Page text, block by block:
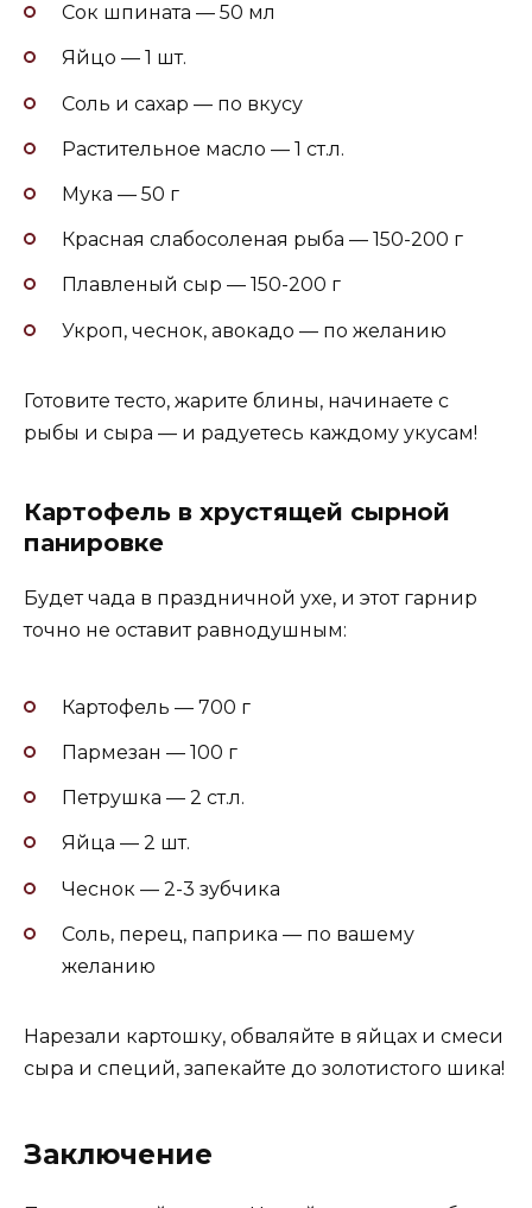
Сок шпината — 50 мл
Яйцо — 1 шт.
Соль и сахар — по вкусу
Растительное масло — 1 ст.л.
Мука — 50 г
Красная слабосоленая рыба — 150-200 г
Плавленый сыр — 150-200 г
Укроп, чеснок, авокадо — по желанию
Готовите тесто, жарите блины, начинаете с
рыбы и сыра — и радуетесь каждому укусам!
Картофель в хрустящей сырной
панировке
Будет чада в праздничной ухе, и этот гарнир
точно не оставит равнодушным:
Картофель — 700 г
Пармезан — 100 г
Петрушка — 2 ст.л.
Яйца — 2 шт.
Чеснок — 2-3 зубчика
Соль, перец, паприка — по вашему
желанию
Нарезали картошку, обваляйте в яйцах и смеси
сыра и специй, запекайте до золотистого шика!
Заключение